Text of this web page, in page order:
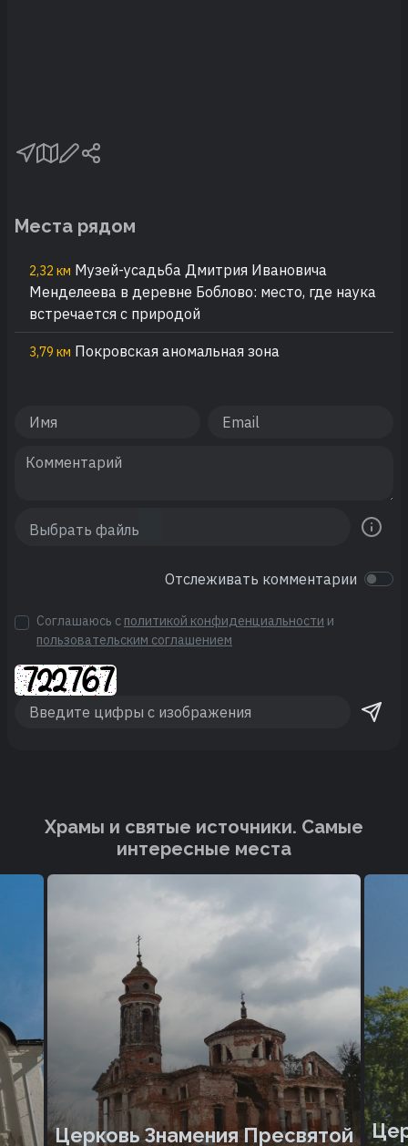
Места рядом
2,32 км Музей-усадьба Дмитрия Ивановича
Менделеева в деревне Боблово: место, где наука
встречается с природой
3,79 км Покровская аномальная зона
Отслеживать комментарии
Соглашаюсь с политикой конфиденциальности и
пользовательским соглашением
Храмы и святые источники. Cамые
интересные места
Церковь Знамения Пресвятой